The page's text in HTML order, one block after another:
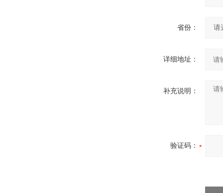
省份：
详细地址：
补充说明：
验证码：